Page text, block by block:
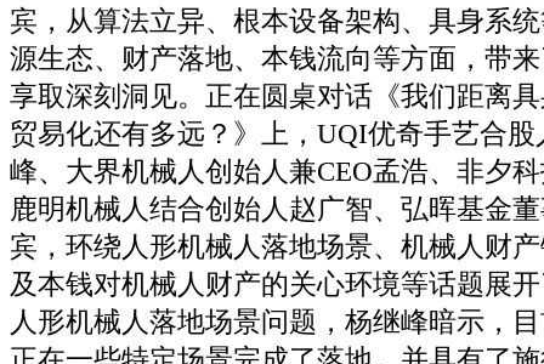
宾，从算法立异、根本设备架构、具身系
源生态、财产落地、本钱流向等方面，带
享取深刻洞见。正在圆桌对话《我们距离
贸易化还有多远？》上，UQI优奇手艺合股
峰、大界机械人创始人兼CEO孟浩、非夕
鹿明机械人结合创始人赵广智、弘晖基金
宾，环绕人形机械人落地场景、机械人财
及本钱对机械人财产的关心环境等话题展
人形机械人落地场景问题，杨继峰暗示，